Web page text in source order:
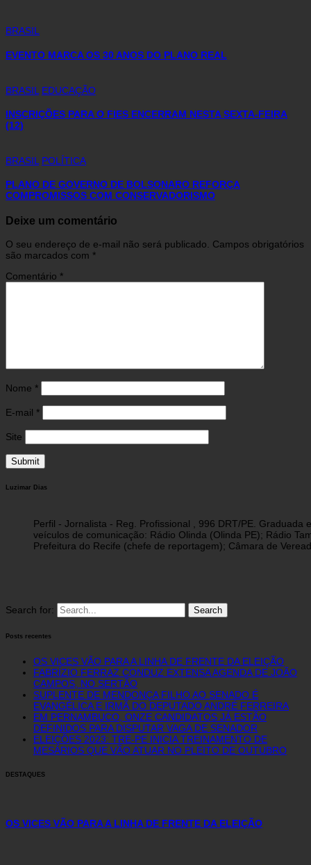
BRASIL
EVENTO MARCA OS 30 ANOS DO PLANO REAL
BRASIL EDUCAÇÃO
INSCRIÇÕES PARA O FIES ENCERRAM NESTA SEXTA-FEIRA
(12)
BRASIL POLÍTICA
PLANO DE GOVERNO DE BOLSONARO REFORÇA
COMPROMISSOS COM CONSERVADORISMO
Deixe um comentário
O seu endereço de e-mail não será publicado. Campos obrigatórios
são marcados com *
Comentário *
Nome *
E-mail *
Site
Luzimar Dias
Perfil - Jornalista - Reg. Profissional , 996 DRT/PE.
veículos de comunicação: Rádio Olinda (Olinda PE); Rádio
Prefeitura do Recife (chefe de reportagem); Câmara de
Search for:
Posts recentes
OS VICES VÃO PARA A LINHA DE FRENTE DA ELEIÇÃO
FABRÍZIO FERRAZ CONDUZ EXTENSA AGENDA DE JOÃO
CAMPOS, NO SERTÃO
SUPLENTE DE MENDONÇA FILHO AO SENADO É
EVANGÉLICA E IRMÃ DO DEPUTADO ANDRÉ FERREIRA
EM PERNAMBUCO, ONZE CANDIDATOS JÁ ESTÃO
DEFINIDOS PARA DISPUTAR VAGA DE SENADOR
ELEIÇÕES 2023: TRE-PE INICIA TREINAMENTO DE
MESÁRIOS QUE VÃO ATUAR NO PLEITO DE OUTUBRO
DESTAQUES
OS VICES VÃO PARA A LINHA DE FRENTE DA ELEIÇÃO